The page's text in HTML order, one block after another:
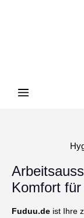
Zum Hauptinhalt
Komfort
Fuduu.de ist Ihre